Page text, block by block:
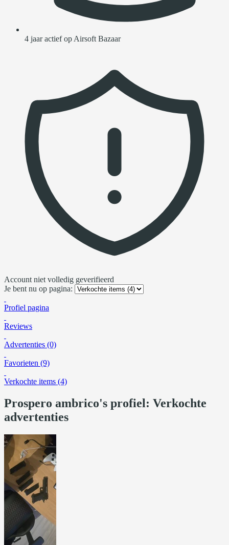
4 jaar actief op Airsoft Bazaar
Account niet volledig geverifieerd
Je bent nu op pagina:
Profiel pagina
Reviews
Advertenties (0)
Favorieten (9)
Verkochte items (4)
Prospero ambrico's profiel: Verkochte
advertenties